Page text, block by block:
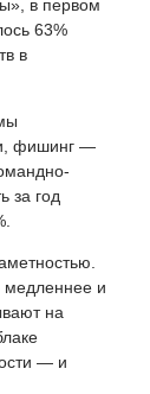
в первом
63%
в
фишинг —
за год
медленнее и
на
— и